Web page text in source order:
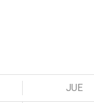
JUE